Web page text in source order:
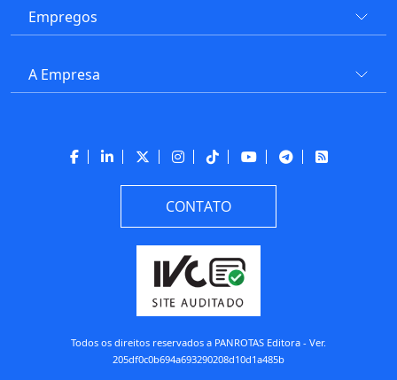
Empregos
A Empresa
CONTATO
Todos os direitos reservados a PANROTAS Editora - Ver.
205df0c0b694a693290208d10d1a485b